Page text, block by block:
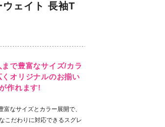
ェイト 長袖T
で豊富なサイズ/カラ
オリジナルのお揃い
作れます!
なサイズとカラー展開で、
こだわりに対応できるスグレ